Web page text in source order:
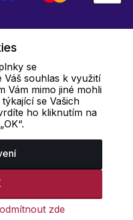
se
souhlas k využití
Vám mimo jiné mohli
se Vašich
ho kliknutím na
zde